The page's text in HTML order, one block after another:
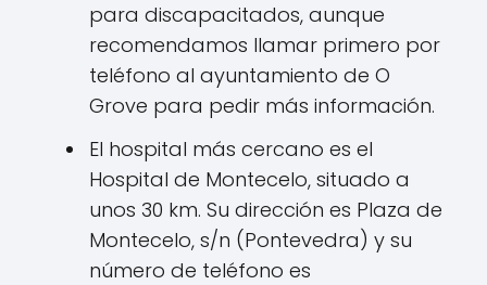
para discapacitados, aunque
recomendamos llamar primero por
teléfono al ayuntamiento de O
Grove para pedir más información.
El hospital más cercano es el
Hospital de Montecelo, situado a
unos 30 km. Su dirección es Plaza de
Montecelo, s/n (Pontevedra) y su
número de teléfono es